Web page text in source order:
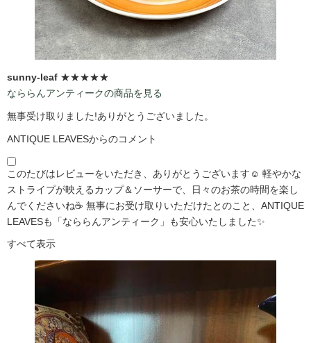
sunny-leaf ★★★★★
なららんアンティークの商品を見る
無事受け取りました!ありがとうございました。
ANTIQUE LEAVESからのコメント
このたびはレビューをいただき、ありがとうございます☺️ 軽やかな
ストライプが映えるカップ＆ソーサーで、日々のお茶の時間を楽し
んでくださいね☕ 無事にお受け取りいただけたとのこと、ANTIQUE
LEAVESも「なららんアンティーク」も安心いたしました✨
すべて表示